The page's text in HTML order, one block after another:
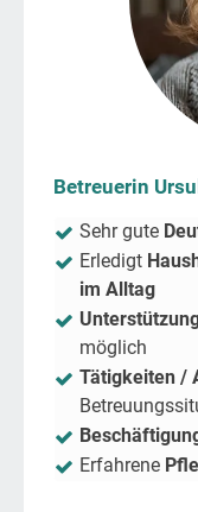
Betreuerin
Sehr gute
Erledigt
im Alltag
möglich
Tätigkeiten /
Erfahrene